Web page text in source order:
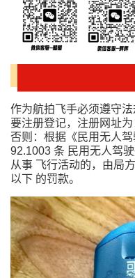
作为航拍飞手必须遵守
要注册登记，注册网址
否则：根据《民用无人
92.1003 条 民用无人驾
从事 飞行活动的，由局
以下 的罚款。